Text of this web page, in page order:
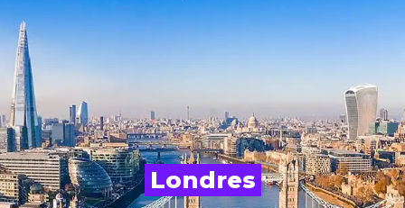
Londres